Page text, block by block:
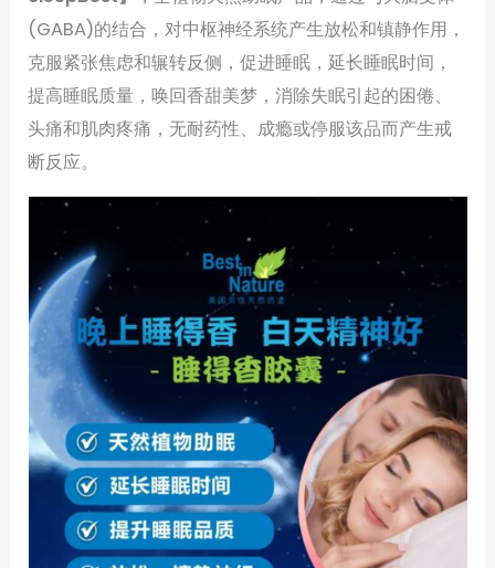
(GABA)的结合，对中枢神经系统产生放松和镇静作用，
克服紧张焦虑和辗转反侧，促进睡眠，延长睡眠时间，
提高睡眠质量，唤回香甜美梦，消除失眠引起的困倦、
头痛和肌肉疼痛，无耐药性、成瘾或停服该品而产生戒
断反应。